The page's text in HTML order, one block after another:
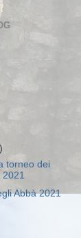
torneo dei
2021
Abbà 2021